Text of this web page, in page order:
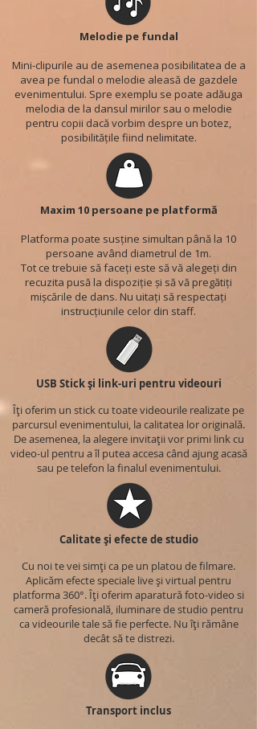
Melodie pe fundal
Mini-clipurile au de asemenea posibilitatea de a
avea pe fundal o melodie aleasă de gazdele
evenimentului. Spre exemplu se poate adăuga
melodia de la dansul mirilor sau o melodie
pentru copii dacă vorbim despre un botez,
posibilitățile fiind nelimitate.
Maxim 10 persoane pe platformă
Platforma poate susține simultan până la 10
persoane având diametrul de 1m.
Tot ce trebuie să faceți este să vă alegeți din
recuzita pusă la dispoziție și să vă pregătiți
mișcările de dans. Nu uitați să respectați
instrucțiunile celor din staff.
USB Stick și link-uri pentru videouri
Îți oferim un stick cu toate videourile realizate pe
parcursul evenimentului, la calitatea lor originală.
De asemenea, la alegere invitații vor primi link cu
video-ul pentru a îl putea accesa când ajung acasă
sau pe telefon la finalul evenimentului.
Calitate și efecte de studio
Cu noi te vei simți ca pe un platou de filmare.
Aplicăm efecte speciale live și virtual pentru
platforma 360°. Îți oferim aparatură foto-video si
cameră profesională, iluminare de studio pentru
ca videourile tale să fie perfecte. Nu îți rămâne
decât să te distrezi.
Transport inclus